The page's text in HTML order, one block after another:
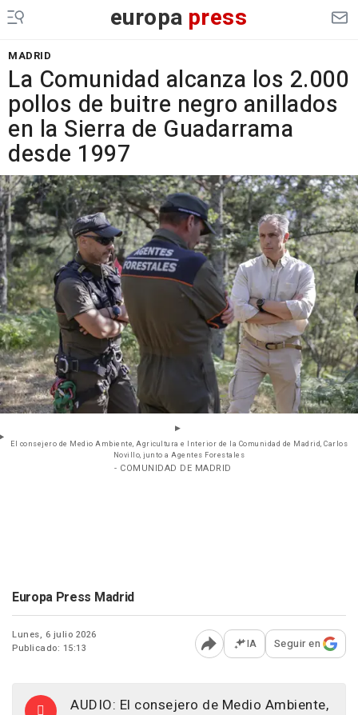
europa press
MADRID
La Comunidad alcanza los 2.000
pollos de buitre negro anillados
en la Sierra de Guadarrama
desde 1997
El consejero de Medio Ambiente, Agricultura e Interior de la Comunidad de Madrid, Carlos
Novillo, junto a Agentes Forestales
- COMUNIDAD DE MADRID
Europa Press Madrid
Lunes, 6 julio 2026
Publicado: 15:13
Abrir opciones para
IA Seguir en
AUDIO: El consejero de Medio Ambiente,